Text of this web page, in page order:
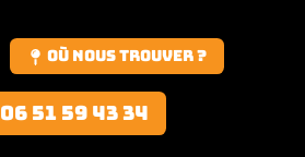
Où nous trouver ?
06 51 59 43 34